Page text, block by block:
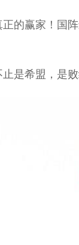
的赢家！国
是希盟，是败